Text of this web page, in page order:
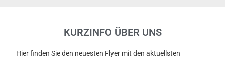
KURZINFO ÜBER UNS
Hier finden Sie den neuesten Flyer mit den aktuellsten